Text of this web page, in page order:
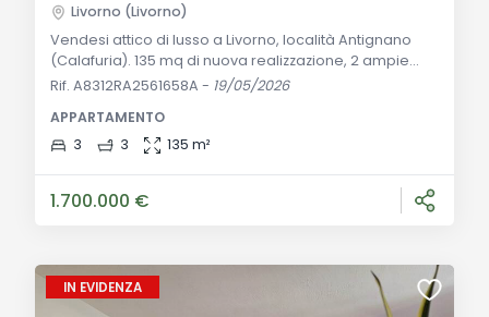
Livorno (Livorno)
Vendesi attico di lusso a Livorno, località Antignano
(Calafuria). 135 mq di nuova realizzazione, 2 ampie
suite con bagno privato e terrazza, soggiorno doppio
posti auto. Vista mare mozzafiato sulla costa toscana.
Descrizione Generale: Lungo la suggestiva Costa di
Rif. A8312RA2561658A - 19/05/2026
APPARTAMENTO
3
3 135 m²
1.700.000 €
IN EVIDENZA